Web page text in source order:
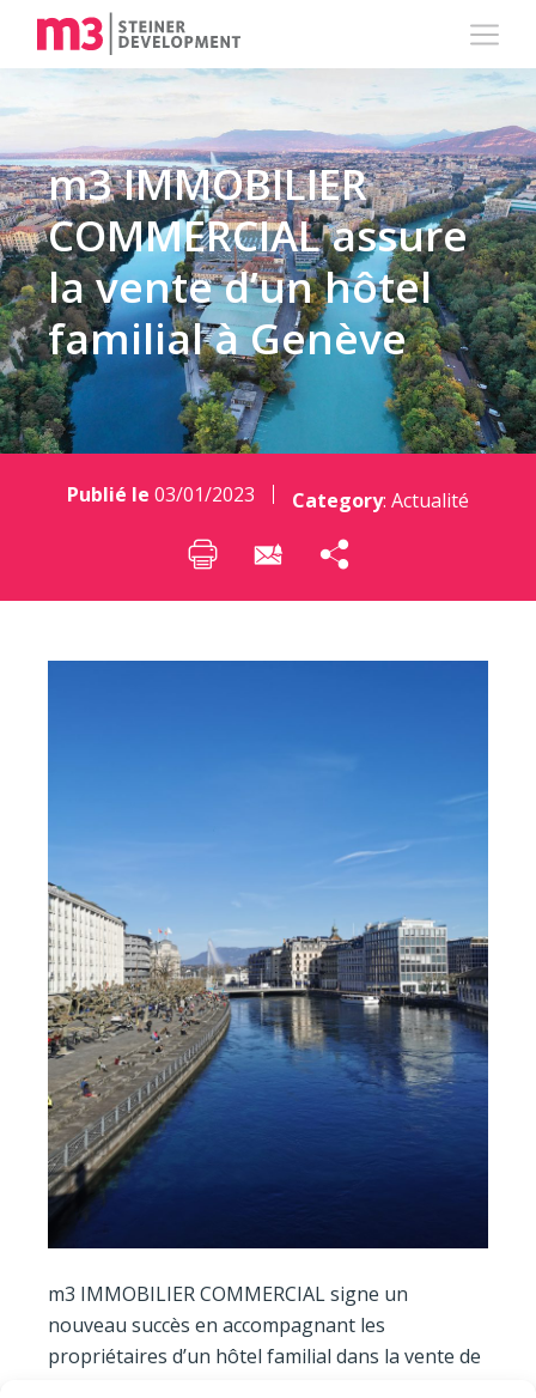
m3 IMMOBILIER
COMMERCIAL assure
la vente d’un hôtel
familial à Genève
Publié le 03/01/2023 Category: Actualité
m3 IMMOBILIER COMMERCIAL signe un
nouveau succès en accompagnant les
propriétaires d’un hôtel familial dans la vente de